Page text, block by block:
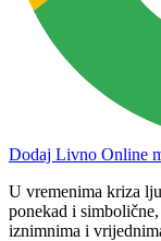
Dodaj Livno Online
U vremenima kriza
ponekad i
iznimnima i